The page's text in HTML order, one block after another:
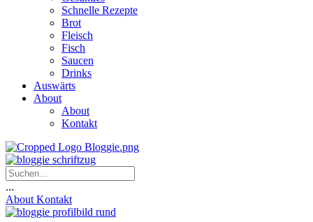
Schnelle Rezepte
Brot
Fleisch
Fisch
Saucen
Drinks
Auswärts
About
About
Kontakt
...
About Kontakt